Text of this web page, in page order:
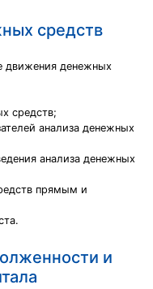
средств
движения денежных
средств;
анализа денежных
анализа денежных
прямым и
и